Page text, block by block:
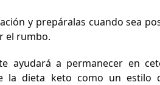
y prepáralas cuando sea
el rumbo.
ayudará a permanecer en
la dieta keto como un estilo